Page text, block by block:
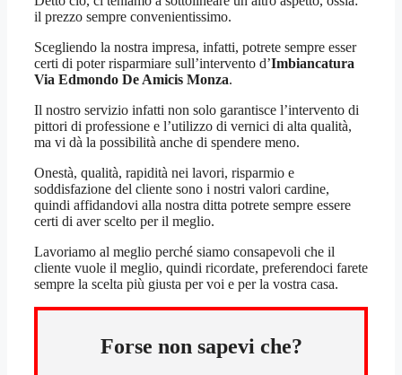
il prezzo sempre convenientissimo.
Scegliendo la nostra impresa, infatti, potrete sempre esser
certi di poter risparmiare sull’intervento d’Imbiancatura
Via Edmondo De Amicis Monza.
Il nostro servizio infatti non solo garantisce l’intervento di
pittori di professione e l’utilizzo di vernici di alta qualità,
ma vi dà la possibilità anche di spendere meno.
Onestà, qualità, rapidità nei lavori, risparmio e
soddisfazione del cliente sono i nostri valori cardine,
quindi affidandovi alla nostra ditta potrete sempre essere
certi di aver scelto per il meglio.
Lavoriamo al meglio perché siamo consapevoli che il
cliente vuole il meglio, quindi ricordate, preferendoci farete
sempre la scelta più giusta per voi e per la vostra casa.
Forse non sapevi che?